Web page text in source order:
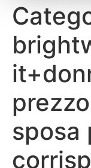
sposa